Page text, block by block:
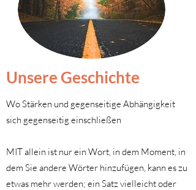
Unsere Geschichte
Wo Stärken und gegenseitige Abhängigkeit
sich gegenseitig einschließen
MIT allein ist nur ein Wort, in dem Moment, in
dem Sie andere Wörter hinzufügen, kann es zu
etwas mehr werden; ein Satz vielleicht oder